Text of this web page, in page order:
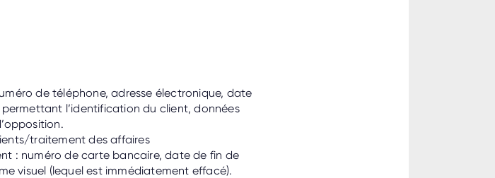
de téléphone, adresse électronique, date
l’identification du client, données
traitement des affaires
: numéro de carte bancaire, date de fin de
visuel (lequel est immédiatement effacé).